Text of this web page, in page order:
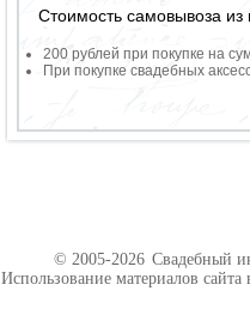
Стоимость самовывоза из
200 рублей при покупке на
При покупке свадебных
© 2005-2026 Свадебный
Использование материалов